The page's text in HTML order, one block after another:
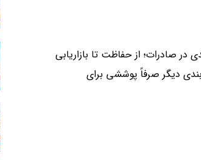
در صادرات؛ از حفاظت تا بازاریابی
سال ۲۰۲۶، بسته‌بندی دیگر صرفاً پوششی برای